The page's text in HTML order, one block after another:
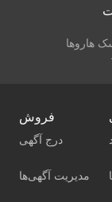
هاروها
فروش
درج آگهی
مدیریت آگهی‌ها